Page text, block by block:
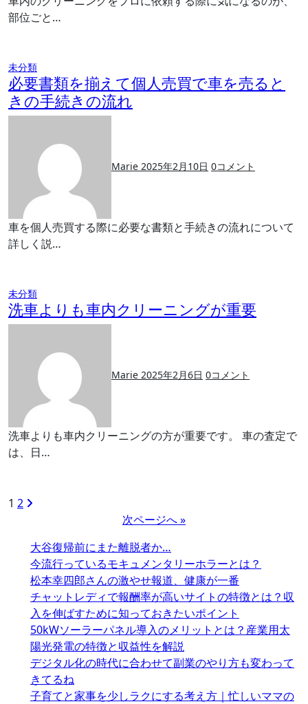
部位ごと…
未分類
必要書類を揃えて個人売買で車を売ると
きの手続きの流れ
Marie 2025年2月10日 0コメント
車を個人売買する際に必要な書類と手続きの流れについて
詳しく説…
未分類
洗車よりも車内クリーニングが重要
Marie 2025年2月6日 0コメント
洗車よりも車内クリーニングの方が重要です。 車の査定で
は、日…
投
1 2
次ページへ »
大谷復帰前にまた離脱者か…
今流行っているモキュメンタリーホラーとは？
松本幸四郎さんの激やせ報道、健康が一番
チャットレディで報酬率が高いサイトの特徴とは？収
入を伸ばすために知っておきたいポイント
50kWソーラーパネル導入のメリットとは？産業用太
陽光発電の特徴と収益性を解説
デジタル化の時代に合わせて副業のやり方も変わって
きてるね
子育てと家事を少しラクにする考え方｜忙しいママの